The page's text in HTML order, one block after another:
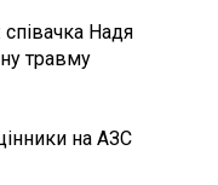
Надя
травму
на АЗС